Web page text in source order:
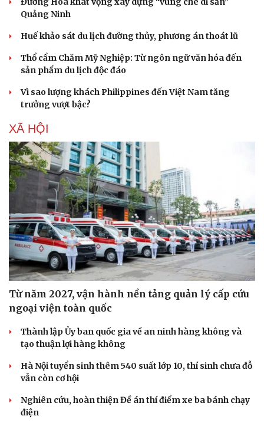
Văn hóa
Sân khấu - Điện ảnh
Văn học
Âm nhạc
Di sản
Giải trí
Nghệ sĩ
Thời trang
Sao Việt
Quảng Ninh
Huế khảo sát du lịch đường thủy, phương án thoát lũ
Thổ cẩm Chăm Mỹ Nghiệp: Từ ngôn ngữ văn hóa đến
sản phẩm du lịch độc đáo
Vì sao lượng khách Philippines đến Việt Nam tăng
trưởng vượt bậc?
XÃ HỘI
Từ năm 2027, vận hành nền tảng quản lý cấp cứu
ngoại viện toàn quốc
Thành lập Ủy ban quốc gia về an ninh hàng không và
tạo thuận lợi hàng không
Hà Nội tuyển sinh thêm 540 suất lớp 10, thí sinh chưa đỗ
vẫn còn cơ hội
Nghiên cứu, hoàn thiện Đề án thí điểm xe ba bánh chạy
điện